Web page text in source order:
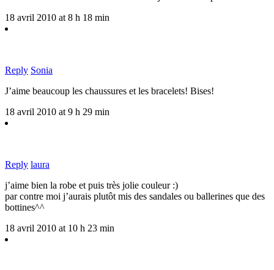
18 avril 2010 at 8 h 18 min
Reply Sonia
J’aime beaucoup les chaussures et les bracelets! Bises!
18 avril 2010 at 9 h 29 min
Reply laura
j’aime bien la robe et puis très jolie couleur :)
par contre moi j’aurais plutôt mis des sandales ou ballerines que des
bottines^^
18 avril 2010 at 10 h 23 min